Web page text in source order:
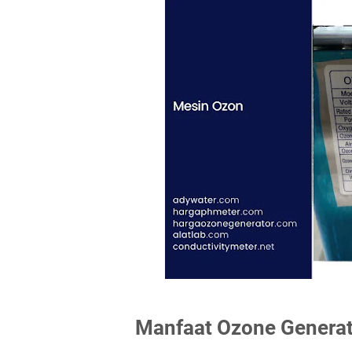
Manfaat Ozone